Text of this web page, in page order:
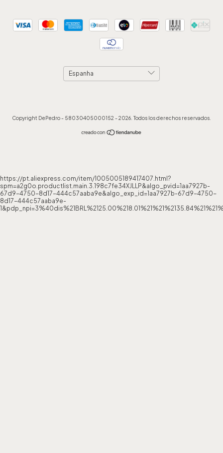
Copyright DePedro - 58030405000152 - 2026. Todos los derechos reservados.
https://pt.aliexpress.com/item/1005005189417407.html?
spm=a2g0o.productlist.main.3.198c7fe34XJLLP&algo_pvid=1aa7927b-
67d9-4750-8d17-444c57aaba9e&algo_exp_id=1aa7927b-67d9-4750-
8d17-444c57aaba9e-